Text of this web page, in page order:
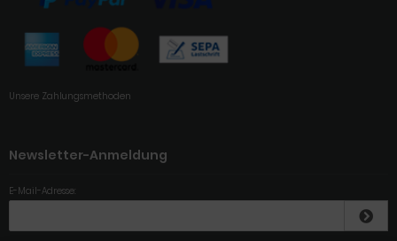
Unsere Zahlungsmethoden
Newsletter-Anmeldung
E-Mail-Adresse: